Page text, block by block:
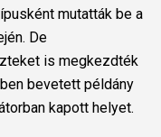
mutatták be a
De
is megkezdték
bevetett példány
kapott helyet.